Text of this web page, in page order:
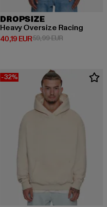
DROPSIZE
Heavy Oversize Racing
40,19 EUR
Prix courant: 40,19 EUR
59,99 EURPrix en
-32%